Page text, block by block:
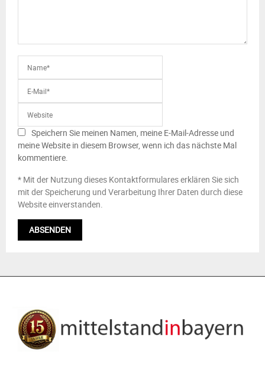
Speichern Sie meinen Namen, meine E-Mail-Adresse und
meine Website in diesem Browser, wenn ich das nächste Mal
kommentiere.
* Mit der Nutzung dieses Kontaktformulares erklären Sie sich
mit der Speicherung und Verarbeitung Ihrer Daten durch diese
Website einverstanden.